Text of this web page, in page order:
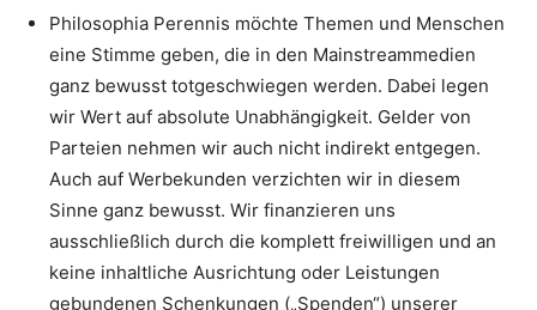
Philosophia Perennis möchte Themen und Menschen
eine Stimme geben, die in den Mainstreammedien
ganz bewusst totgeschwiegen werden. Dabei legen
wir Wert auf absolute Unabhängigkeit. Gelder von
Parteien nehmen wir auch nicht indirekt entgegen.
Auch auf Werbekunden verzichten wir in diesem
Sinne ganz bewusst. Wir finanzieren uns
ausschließlich durch die komplett freiwilligen und an
keine inhaltliche Ausrichtung oder Leistungen
gebundenen Schenkungen („Spenden“) unserer